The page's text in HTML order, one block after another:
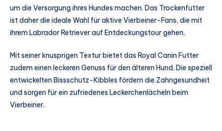
um die Versorgung ihres Hundes machen. Das Trockenfutter
ist daher die ideale Wahl für aktive Vierbeiner-Fans, die mit
ihrem Labrador Retriever auf Entdeckungstour gehen.
Mit seiner knusprigen Textur bietet das Royal Canin Futter
zudem einen leckeren Genuss für den älteren Hund. Die speziell
entwickelten Bissschutz-Kibbles fördern die Zahngesundheit
und sorgen für ein zufriedenes Leckerchenlächeln beim
Vierbeiner.